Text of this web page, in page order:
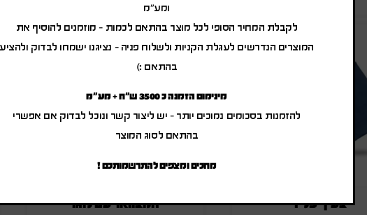
צעיף פליז חמצוואר עם לוגו
ומע"מ
לקבלת המחיר הסופי לכל מוצר בהתאם לכמות – מוזמנים להוסיף את
המוצרים הנדרשים לעגלת הקניות ולשלוח פניה – נציגנו ישמחו לבדוק ולהציע
בהתאם :)
מינימום הזמנה כ 3500 ש"ח + מע"מ
להזמנות בסכומים נמוכים יותר – יש ליצור קשר ונוכל לבדוק אם אפשרי
בהתאם לסוג המוצר
מחכים ומצפים להתרשמותכם !